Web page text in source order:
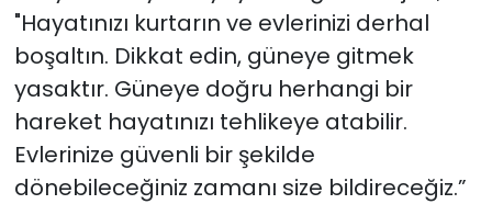
"Hayatınızı kurtarın ve evlerinizi derhal
boşaltın. Dikkat edin, güneye gitmek
yasaktır. Güneye doğru herhangi bir
hareket hayatınızı tehlikeye atabilir.
Evlerinize güvenli bir şekilde
dönebileceğiniz zamanı size bildireceğiz.”